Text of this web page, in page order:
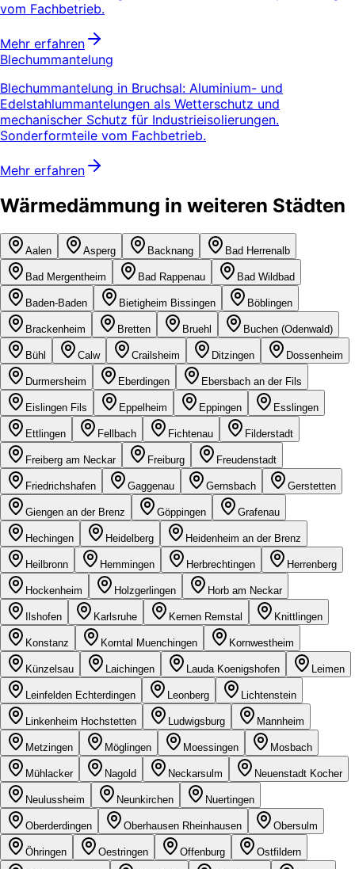
vom Fachbetrieb.
Mehr erfahren
Blechummantelung
Blechummantelung in Bruchsal: Aluminium- und
Edelstahlummantelungen als Wetterschutz und
mechanischer Schutz für Industrieisolierungen.
Sonderformteile vom Fachbetrieb.
Mehr erfahren
Wärmedämmung in weiteren Städten
Aalen Asperg Backnang Bad Herrenalb
Bad Mergentheim Bad Rappenau Bad Wildbad
Baden-Baden Bietigheim Bissingen Böblingen
Brackenheim Bretten Bruehl Buchen (Odenwald)
Bühl Calw Crailsheim Ditzingen Dossenheim
Durmersheim Eberdingen Ebersbach an der Fils
Eislingen Fils Eppelheim Eppingen Esslingen
Ettlingen Fellbach Fichtenau Filderstadt
Freiberg am Neckar Freiburg Freudenstadt
Friedrichshafen Gaggenau Gernsbach Gerstetten
Giengen an der Brenz Göppingen Grafenau
Hechingen Heidelberg Heidenheim an der Brenz
Heilbronn Hemmingen Herbrechtingen Herrenberg
Hockenheim Holzgerlingen Horb am Neckar
Ilshofen Karlsruhe Kernen Remstal Knittlingen
Konstanz Korntal Muenchingen Kornwestheim
Künzelsau Laichingen Lauda Koenigshofen Leimen
Leinfelden Echterdingen Leonberg Lichtenstein
Linkenheim Hochstetten Ludwigsburg Mannheim
Metzingen Möglingen Moessingen Mosbach
Mühlacker Nagold Neckarsulm Neuenstadt Kocher
Neulussheim Neunkirchen Nuertingen
Oberderdingen Oberhausen Rheinhausen Obersulm
Öhringen Oestringen Offenburg Ostfildern